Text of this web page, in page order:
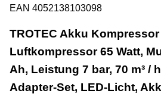
Support &
Presse
EAN 4052138103098
TROTEC Akku Kompressor
Luftkompressor 65 Watt,
Ah, Leistung 7 bar, 70 m³ /
Adapter-Set, LED-Licht,